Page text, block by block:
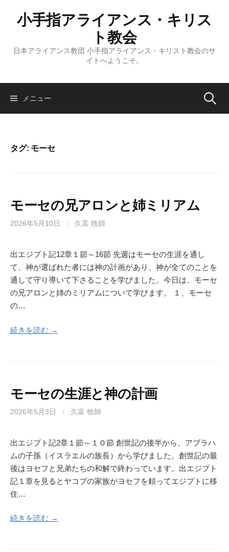
ス
小手指アライアンス・キリス
ト教会
日本アライアンス教団 小手指アライアンス・キリスト教会のサ
イトへようこそ。
メニュー 検
タグ: モーセ
モーセの兄アロンと姉ミリアム
2026年5月10日 / 久富 牧師
出エジプト記12章１節～16節 先週はモーセの生涯を通し
て、神が選ばれた者には神の計画があり、神が全てのことを
通して守り導いて下さることを学びました。今日は、モーセ
の兄アロンと姉のミリアムについて学びます。 １、モーセ
の…
続きを読む →
モーセの生涯と神の計画
2026年5月3日 / 久富 牧師
出エジプト記2章１節～１０節 創世記の後半から、アブラハ
ムの子孫（イスラエルの族長）から学びました。創世記の最
後はヨセフと兄弟たちの和解で終わっています。出エジプト
記１章を見るとヤコブの家族がヨセフを頼ってエジプトに移
住…
続きを読む →